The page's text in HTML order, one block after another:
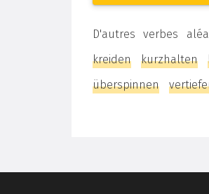
D'autres verbes
kreiden
kurzhalten
überspinnen